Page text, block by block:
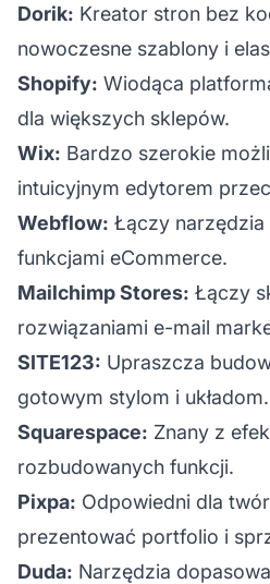
Dorik: Kreator stron bez
nowoczesne szablony i
Shopify: Wiodąca
dla większych sklepów.
Wix: Bardzo szerokie
intuicyjnym edytorem
Webflow: Łączy narzędzia
funkcjami eCommerce.
Mailchimp Stores: Łączy
rozwiązaniami e-mail
SITE123: Upraszcza
gotowym stylom i układom.
Squarespace: Znany z
rozbudowanych funkcji.
Pixpa: Odpowiedni dla
prezentować portfolio i
Duda: Narzędzia